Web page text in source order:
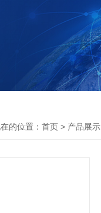
的位置： 首页 > 产品展示